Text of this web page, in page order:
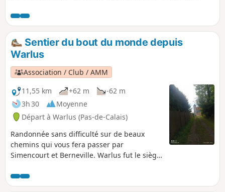
Sentier du bout du monde depuis
Warlus
Association / Club / AMM
11,55 km
+62 m
-62 m
3h 30
Moyenne
Départ à Warlus (Pas-de-Calais)
Randonnée sans difficulté sur de beaux
chemins qui vous fera passer par
Simencourt et Berneville. Warlus fut le siège
randonnée en plaine, a quelques parties
boisées, est à faire en famille.